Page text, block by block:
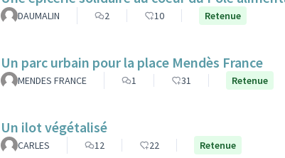
DAUMALIN 2 10 Retenue
Un parc urbain pour la place Mendès France
MENDES FRANCE 1 31 Retenue
Un ilot végétalisé
CARLES 12 22 Retenue